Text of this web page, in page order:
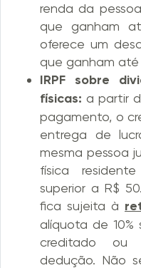
renda da
que ganham
oferece um
que ganham até
IRPF sobre
físicas: a partir
pagamento, o
entrega de
mesma pessoa
física
superior a R$
fica sujeita à
alíquota de
creditado ou
dedução. Não